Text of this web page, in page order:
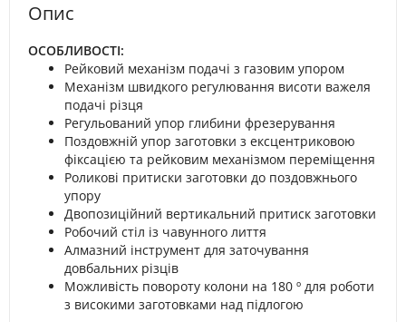
Опис
ОСОБЛИВОСТІ:
Рейковий механізм подачі з газовим упором
Механізм швидкого регулювання висоти важеля
подачі різця
Регульований упор глибини фрезерування
Поздовжній упор заготовки з ексцентриковою
фіксацією та рейковим механізмом переміщення
Роликові притиски заготовки до поздовжнього
упору
Двопозиційний вертикальний притиск заготовки
Робочий стіл із чавунного лиття
Алмазний інструмент для заточування
довбальних різців
Можливість повороту колони на 180 º для роботи
з високими заготовками над підлогою